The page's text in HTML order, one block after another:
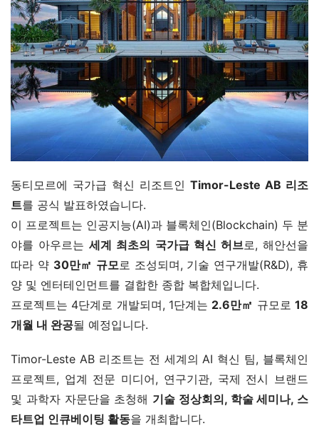
동티모르에 국가급 혁신 리조트인 Timor-Leste AB 리조
트를 공식 발표하였습니다.
이 프로젝트는 인공지능(AI)과 블록체인(Blockchain) 두 분
야를 아우르는 세계 최초의 국가급 혁신 허브로, 해안선을
따라 약 30만㎡ 규모 로 조성되며, 기술 연구개발(R&D), 휴
양 및 엔터테인먼트를 결합한 종합 복합체입니다.
프로젝트는 4단계로 개발되며, 1단계는 2.6만㎡ 규모로 18
개월 내 완공될 예정입니다.
Timor-Leste AB 리조트는 전 세계의 AI 혁신 팀, 블록체인
프로젝트, 업계 전문 미디어, 연구기관, 국제 전시 브랜드
및 과학자 자문단을 초청해 기술 정상회의, 학술 세미나, 스
타트업 인큐베이팅 활동을 개최합니다.